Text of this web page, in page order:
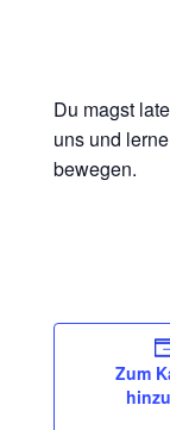
Du magst
uns und
bewegen.
Zum